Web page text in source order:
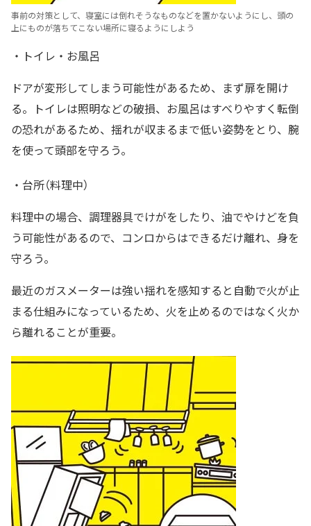
事前の対策として、寝室には倒れそうなものなどを置かないようにし、頭の
上にものが落ちてこない場所に寝るようにしよう
・トイレ・お風呂
ドアが変形してしまう可能性があるため、まず扉を開け
る。トイレは照明などの破損、お風呂はすべりやすく転倒
の恐れがあるため、揺れが収まるまで低い姿勢をとり、腕
を使って頭部を守ろう。
・台所（料理中）
料理中の場合、調理器具でけがをしたり、油でやけどを負
う可能性があるので、コンロからはできるだけ離れ、身を
守ろう。
最近のガスメーターは強い揺れを感知すると自動で火が止
まる仕組みになっているため、火を止めるのではなく火か
ら離れることが重要。